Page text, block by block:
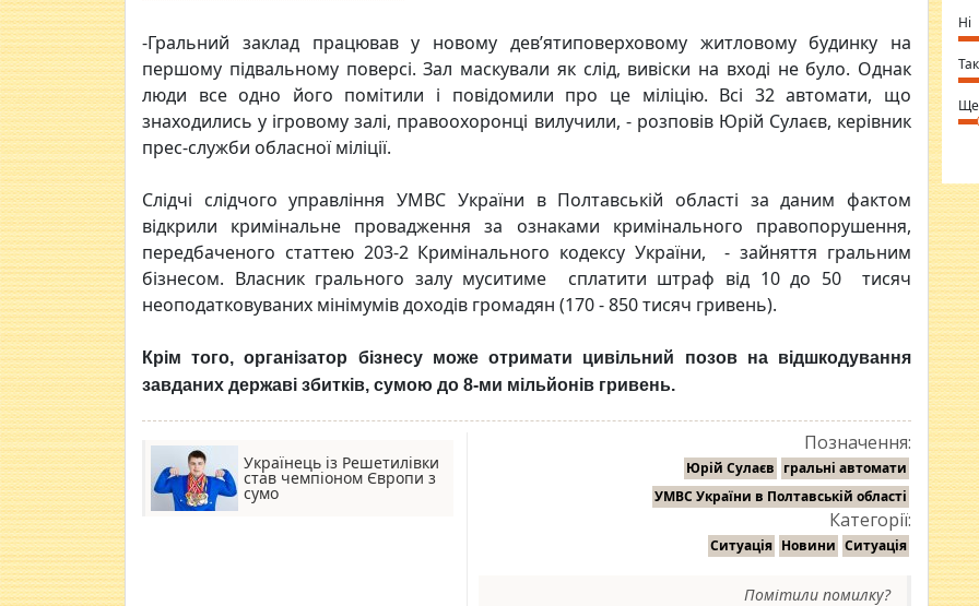
-Гральний заклад працював у новому дев’ятиповерховому житловому будинку на
першому підвальному поверсі. Зал маскували як слід, вивіски на вході не було. Однак
люди все одно його помітили і повідомили про це міліцію. Всі 32 автомати, що
знаходились у ігровому залі, правоохоронці вилучили, - розповів Юрій Сулаєв, керівник
прес-служби обласної міліції.
Слідчі слідчого управління УМВС України в Полтавській області за даним фактом
відкрили кримінальне провадження за ознаками кримінального правопорушення,
передбаченого статтею 203-2 Кримінального кодексу України, - зайняття гральним
бізнесом. Власник грального залу муситиме сплатити штраф від 10 до 50 тисяч
неоподатковуваних мінімумів доходів громадян (170 - 850 тисяч гривень).
Крім того, організатор бізнесу може отримати цивільний позов на відшкодування
завданих державі збитків, сумою до 8-ми мільйонів гривень.
Українець із Решетилівки
став чемпіоном Європи з
сумо
Позначення:
Юрій Сулаєв гральні автомати
УМВС України в Полтавській області
Категорії:
Ситуація Новини Ситуація
Помітили помилку?
⇒
Ні
Так
Ще